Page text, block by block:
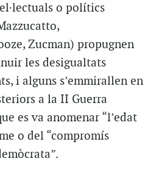
o polítics
Zucman) propugnen
les desigualtats
i alguns s’emmirallen en
a la II Guerra
es va anomenar “l’edat
o del “compromís